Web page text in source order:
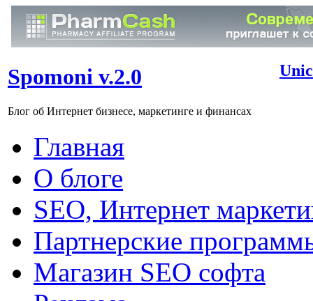
Spomoni v.2.0
Блог об Интернет бизнесе, маркетинге и финансах
Главная
О блоге
SEO, Интернет
Партнерские
Магазин SEO софта